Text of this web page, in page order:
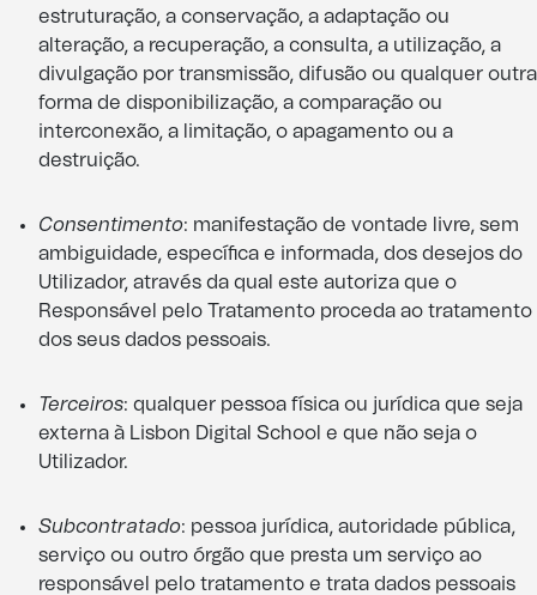
estruturação, a conservação, a adaptação ou
alteração, a recuperação, a consulta, a utilização, a
divulgação por transmissão, difusão ou qualquer outra
forma de disponibilização, a comparação ou
interconexão, a limitação, o apagamento ou a
destruição.
Consentimento: manifestação de vontade livre, sem
ambiguidade, específica e informada, dos desejos do
Utilizador, através da qual este autoriza que o
Responsável pelo Tratamento proceda ao tratamento
dos seus dados pessoais.
Terceiros: qualquer pessoa física ou jurídica que seja
externa à Lisbon Digital School e que não seja o
Utilizador.
Subcontratado: pessoa jurídica, autoridade pública,
serviço ou outro órgão que presta um serviço ao
responsável pelo tratamento e trata dados pessoais